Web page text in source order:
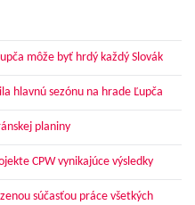
môže byť hrdý každý Slovák
hlavnú sezónu na hrade Ľupča
planiny
CPW vynikajúce výsledky
súčasťou práce všetkých